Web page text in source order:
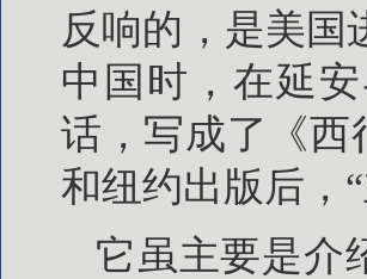
反响的，是美国
中国时，在延
话，写成了《西
和纽约出版后，
它虽主要是介